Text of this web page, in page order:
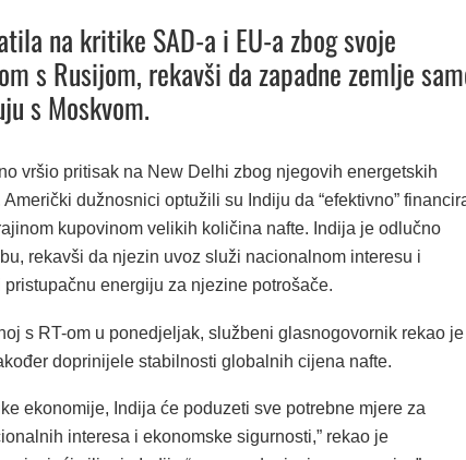
na kritike SAD-a i EU-a zbog svoje
s Rusijom, rekavši da zapadne zemlje
s Moskvom.
vršio pritisak na New Delhi zbog njegovih energetskih
dužnosnici optužili su Indiju da “efektivno”
kupovinom velikih količina nafte. Indija je odlučno
rekavši da njezin uvoz služi nacionalnom interesu i
pristupačnu energiju za njezine potrošače.
s RT-om u ponedjeljak, službeni glasnogovornik rekao je
doprinijele stabilnosti globalnih cijena nafte.
ekonomije, Indija će poduzeti sve potrebne mjere za
interesa i ekonomske sigurnosti,” rekao je